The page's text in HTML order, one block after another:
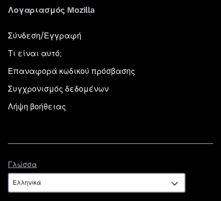
Λογαριασμός Mozilla
Σύνδεση/Εγγραφή
Τι είναι αυτό;
Επαναφορά κωδικού πρόσβασης
Συγχρονισμός δεδομένων
Λήψη βοήθειας
Γλώσσα